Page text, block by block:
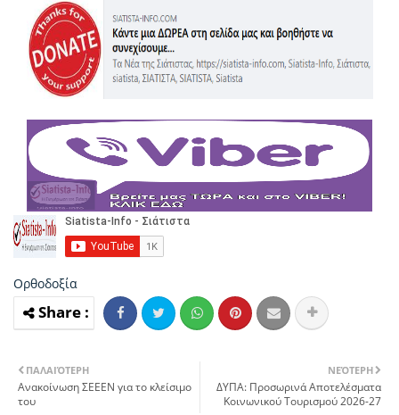
Ορθοδοξία
ΝΕΌΤΕΡΗ
ΔΥΠΑ: Προσωρινά Αποτελέσματα
Κοινωνικού Τουρισμού 2026-27
ΠΑΛΑΙΌΤΕΡΗ
Ανακοίνωση ΣΕΕΕΝ για το κλείσιμο
του